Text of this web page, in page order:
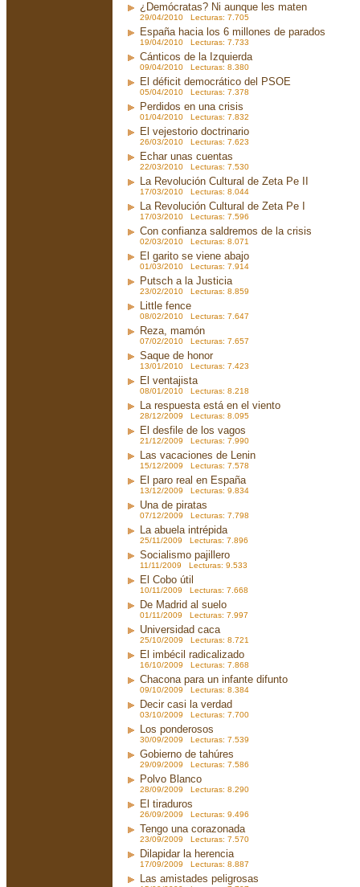
¿Demócratas? Ni aunque les maten
29/04/2010 Lecturas: 7.705
España hacia los 6 millones de parados
19/04/2010 Lecturas: 7.733
Cánticos de la Izquierda
09/04/2010 Lecturas: 8.380
El déficit democrático del PSOE
05/04/2010 Lecturas: 7.378
Perdidos en una crisis
01/04/2010 Lecturas: 7.832
El vejestorio doctrinario
26/03/2010 Lecturas: 7.623
Echar unas cuentas
22/03/2010 Lecturas: 7.530
La Revolución Cultural de Zeta Pe II
17/03/2010 Lecturas: 8.044
La Revolución Cultural de Zeta Pe I
17/03/2010 Lecturas: 7.596
Con confianza saldremos de la crisis
02/03/2010 Lecturas: 8.071
El garito se viene abajo
01/03/2010 Lecturas: 7.914
Putsch a la Justicia
23/02/2010 Lecturas: 8.859
Little fence
08/02/2010 Lecturas: 7.647
Reza, mamón
07/02/2010 Lecturas: 7.657
Saque de honor
13/01/2010 Lecturas: 7.423
El ventajista
08/01/2010 Lecturas: 8.218
La respuesta está en el viento
28/12/2009 Lecturas: 8.095
El desfile de los vagos
21/12/2009 Lecturas: 7.990
Las vacaciones de Lenin
15/12/2009 Lecturas: 7.578
El paro real en España
13/12/2009 Lecturas: 9.834
Una de piratas
07/12/2009 Lecturas: 7.798
La abuela intrépida
25/11/2009 Lecturas: 7.896
Socialismo pajillero
11/11/2009 Lecturas: 9.533
El Cobo útil
10/11/2009 Lecturas: 7.668
De Madrid al suelo
01/11/2009 Lecturas: 7.997
Universidad caca
25/10/2009 Lecturas: 8.721
El imbécil radicalizado
16/10/2009 Lecturas: 7.868
Chacona para un infante difunto
09/10/2009 Lecturas: 8.384
Decir casi la verdad
03/10/2009 Lecturas: 7.700
Los ponderosos
30/09/2009 Lecturas: 7.539
Gobierno de tahúres
29/09/2009 Lecturas: 7.586
Polvo Blanco
28/09/2009 Lecturas: 8.290
El tiraduros
26/09/2009 Lecturas: 9.496
Tengo una corazonada
23/09/2009 Lecturas: 7.570
Dilapidar la herencia
17/09/2009 Lecturas: 8.887
Las amistades peligrosas